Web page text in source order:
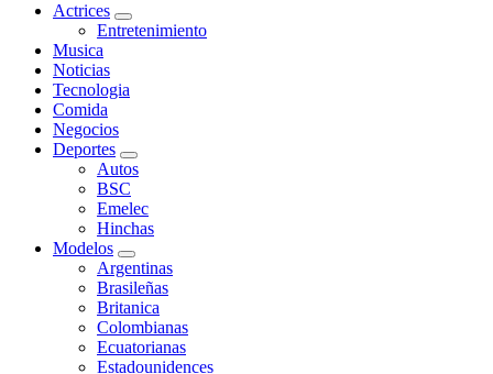
Actrices
Entretenimiento
Musica
Noticias
Tecnologia
Comida
Negocios
Deportes
Autos
BSC
Emelec
Hinchas
Modelos
Argentinas
Brasileñas
Britanica
Colombianas
Ecuatorianas
Estadounidences